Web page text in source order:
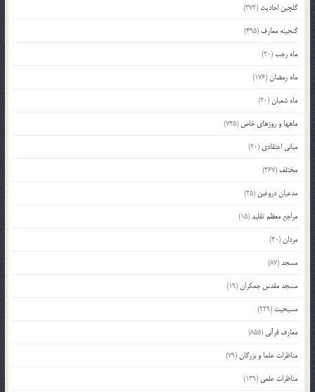
گلچین احادیث (372)
گنجینه معارف (495)
ماه رجب(20)
ماه رمضان(176)
ماه شعبان(20)
ماهها و روزهای خاص (745)
مبانی اعتقادی (20)
مختلف (367)
مدعیان دروغین (25)
مراجع معظم تقلید(15)
مردان(40)
مسجد(87)
مسجد مقدس جمکران(19)
مسیحیت (229)
معارف قرآنی (855)
مناظرات علما و بزرگان(79)
مناظرات علمی (139)